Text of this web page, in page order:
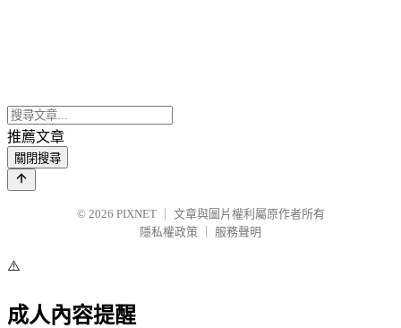
推薦文章
關閉搜尋
© 2026 PIXNET
文章與圖片權利屬原作者所有
隱私權政策
服務聲明
⚠️
成人內容提醒